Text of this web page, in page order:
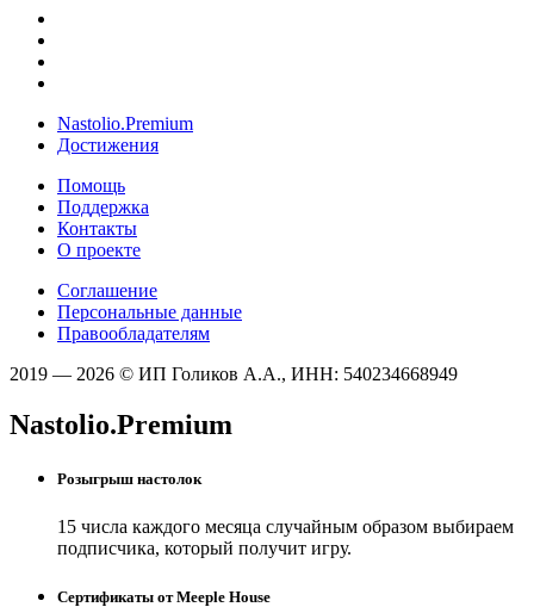
Nastolio.Premium
Достижения
Помощь
Поддержка
Контакты
О проекте
Соглашение
Персональные данные
Правообладателям
2019 — 2026 © ИП Голиков А.А., ИНН: 540234668949
Nastolio.Premium
Розыгрыш настолок
15 числа каждого месяца случайным образом выбираем
подписчика, который получит игру.
Сертификаты от Meeple House